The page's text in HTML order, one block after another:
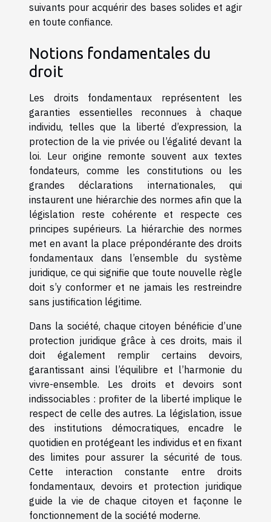
suivants pour acquérir des bases solides et agir
en toute confiance.
Notions fondamentales du
droit
Les droits fondamentaux représentent les
garanties essentielles reconnues à chaque
individu, telles que la liberté d’expression, la
protection de la vie privée ou l’égalité devant la
loi. Leur origine remonte souvent aux textes
fondateurs, comme les constitutions ou les
grandes déclarations internationales, qui
instaurent une hiérarchie des normes afin que la
législation reste cohérente et respecte ces
principes supérieurs. La hiérarchie des normes
met en avant la place prépondérante des droits
fondamentaux dans l’ensemble du système
juridique, ce qui signifie que toute nouvelle règle
doit s’y conformer et ne jamais les restreindre
sans justification légitime.
Dans la société, chaque citoyen bénéficie d’une
protection juridique grâce à ces droits, mais il
doit également remplir certains devoirs,
garantissant ainsi l’équilibre et l’harmonie du
vivre-ensemble. Les droits et devoirs sont
indissociables : profiter de la liberté implique le
respect de celle des autres. La législation, issue
des institutions démocratiques, encadre le
quotidien en protégeant les individus et en fixant
des limites pour assurer la sécurité de tous.
Cette interaction constante entre droits
fondamentaux, devoirs et protection juridique
guide la vie de chaque citoyen et façonne le
fonctionnement de la société moderne.